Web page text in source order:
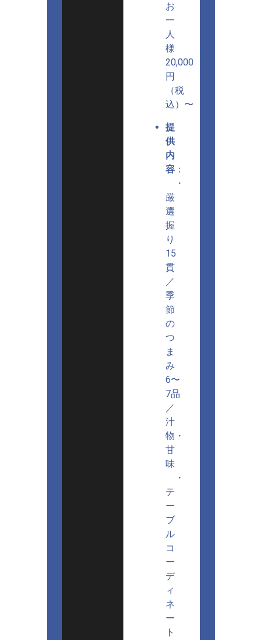
お
一
人
様
20,000
円
（税
込）〜
提
供
内
容：
・
厳
選
握
り
15
貫
／
季
節
の
つ
ま
み
6〜
7品
／
汁
物・
甘
味
・
テ
ー
ブ
ル
コ
ー
デ
ィ
ネ
ー
ト